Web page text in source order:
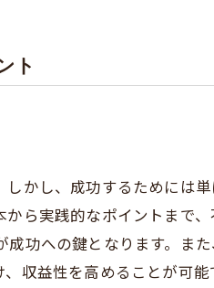
ト
かし、成功するためには
ら実践的なポイントまで
功への鍵となります。ま
収益性を高めることが可